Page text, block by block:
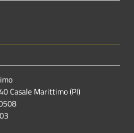
Casale Marittimo (PI)